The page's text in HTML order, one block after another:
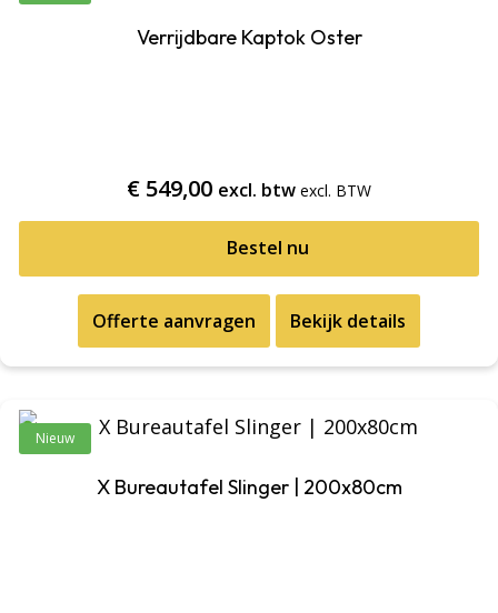
Verrijdbare Kaptok Oster
€ 549,00 excl. btw
Bestel nu
Offerte aanvragen Bekijk details
X Bureautafel Slinger | 200x80cm
Nieuw